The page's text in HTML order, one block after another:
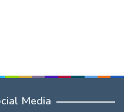
Media